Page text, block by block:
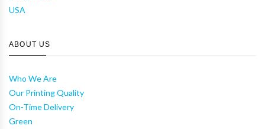
USA
ABOUT US
Who We Are
Our Printing Quality
On-Time Delivery
Green